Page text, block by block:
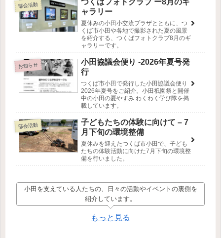
部会活動
ャラリー
夏休みの小田小交流プラザとともに、つ
くば市小田や各地で撮影された夏の風景
を紹介する、つくばフォトクラブ8月のギ
ャラリーです。
お知らせ
小田協議会便り -2026年夏号発
行
つくば市小田で発行した小田協議会便り
2026年夏号をご紹介。小田祇園祭と開催
中の小田の夏やすみ わくわく学び隊を掲
載しています。
部会活動
子どもたちの体験に向けて – 7
月下旬の環境整備
夏休みを迎えたつくば市小田で、子ども
たちの体験活動に向けた7月下旬の環境整
備を行いました。
小田を支えている人たちの、日々の活動やイベントの裏側を
紹介しています。
もっと見る